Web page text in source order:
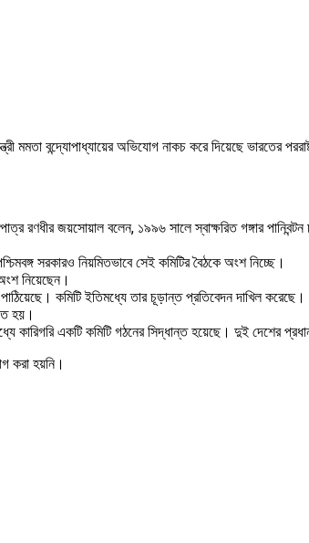
মমতা বন্দ্যোপাধ্যায়ের অভিযোগ নাকচ করে দিয়েছে ভারতের
রণধীর জয়সোয়াল বলেন, ১৯৯৬ সালে স্বাক্ষরিত গঙ্গার
সরকারও নিয়মিতভাবে সেই কমিটির বৈঠকে অংশ নিচ্ছে।
নিয়েছেন।
কমিটি ইতিমধ্যে তার চূড়ান্ত প্রতিবেদন দাখিল করেছে।
হয়।
একটি কমিটি গঠনের সিদ্ধান্ত হয়েছে। দুই দেশের
করা হয়নি।